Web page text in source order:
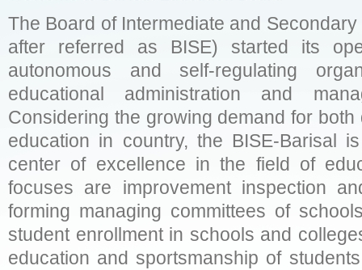
The Board of Intermediate and
after referred as BISE) started its
autonomous and self-regulating
educational administration and
Considering the growing demand for
education in country, the BISE-Barisal
center of excellence in the field of
focuses are improvement inspection
forming managing committees of
student enrollment in schools and
education and sportsmanship of